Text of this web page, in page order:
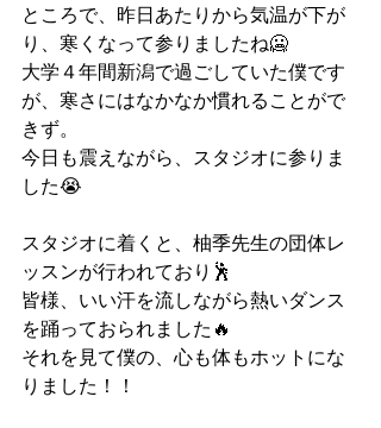
ところで、昨日あたりから気温が下が
り、寒くなって参りましたね🥶
大学４年間新潟で過ごしていた僕です
が、寒さにはなかなか慣れることがで
きず。
今日も震えながら、スタジオに参りま
した😭
スタジオに着くと、柚季先生の団体レ
ッスンが行われており🕺
皆様、いい汗を流しながら熱いダンス
を踊っておられました🔥
それを見て僕の、心も体もホットにな
りました！！